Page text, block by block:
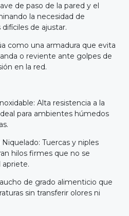
de paso de la pared y el
la necesidad de
de ajustar.
como una armadura que evita
o reviente ante golpes de
en la red.
Alta resistencia a la
para ambientes húmedos
Tuercas y niples
hilos firmes que no se
de grado alimenticio que
sin transferir olores ni